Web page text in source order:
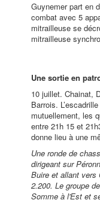
Guynemer part en
combat avec 5
mitrailleuse se
mitrailleuse
Une sortie en
10 juillet. Chainat,
Barrois.
mutuellement, les
entre 21h 15 et
donne lieu à une
Une ronde de
dirigeant sur
Buire et allant vers
2.200. Le groupe
Somme à l'Est et